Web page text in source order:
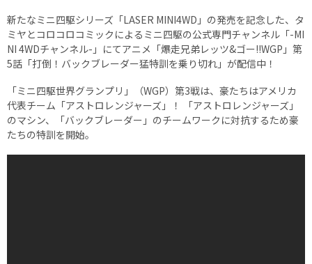
新たなミニ四駆シリーズ「LASER MINI4WD」の発売を記念した、タ
ミヤとコロコロコミックによるミニ四駆の公式専門チャンネル「-MI
NI 4WDチャンネル-」にてアニメ「爆走兄弟レッツ&ゴー!!WGP」第
5話「打倒！バックブレーダー猛特訓を乗り切れ」が配信中！
「ミニ四駆世界グランプリ」（WGP）第3戦は、豪たちはアメリカ
代表チーム「アストロレンジャーズ」！ 「アストロレンジャーズ」
のマシン、「バックブレーダー」のチームワークに対抗するため豪
たちの特訓を開始。